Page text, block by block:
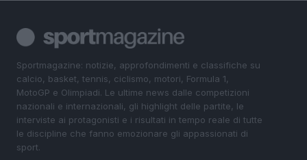
Sportmagazine: notizie, approfondimenti e classifiche su
calcio, basket, tennis, ciclismo, motori, Formula 1,
MotoGP e Olimpiadi. Le ultime news dalle competizioni
nazionali e internazionali, gli highlight delle partite, le
interviste ai protagonisti e i risultati in tempo reale di tutte
le discipline che fanno emozionare gli appassionati di
sport.